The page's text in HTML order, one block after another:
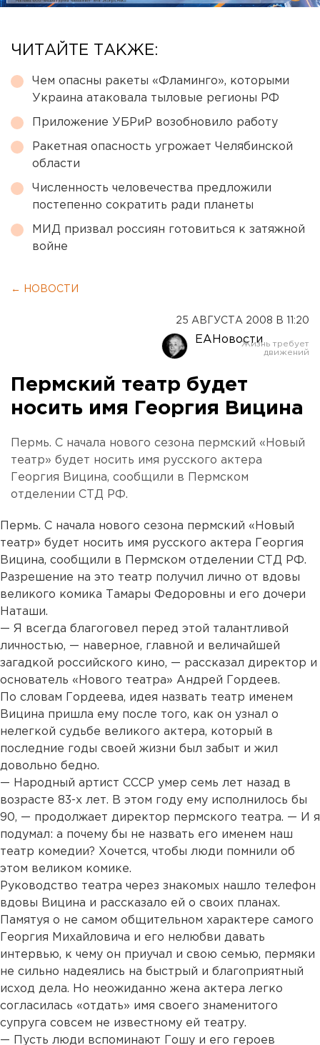
ЧИТАЙТЕ ТАКЖЕ:
Чем опасны ракеты «Фламинго», которыми
Украина атаковала тыловые регионы РФ
Приложение УБРиР возобновило работу
Ракетная опасность угрожает Челябинской
области
Численность человечества предложили
постепенно сократить ради планеты
МИД призвал россиян готовиться к затяжной
войне
← НОВОСТИ
25 АВГУСТА 2008 В 11:20
ЕАНовости
Пермский театр будет
носить имя Георгия Вицина
Пермь. С начала нового сезона пермский «Новый
театр» будет носить имя русского актера
Георгия Вицина, сообщили в Пермском
отделении СТД РФ.
Пермь. С начала нового сезона пермский «Новый
театр» будет носить имя русского актера Георгия
Вицина, сообщили в Пермском отделении СТД РФ.
Разрешение на это театр получил лично от вдовы
великого комика Тамары Федоровны и его дочери
Наташи.
— Я всегда благоговел перед этой талантливой
личностью, — наверное, главной и величайшей
загадкой российского кино, — рассказал директор и
основатель «Нового театра» Андрей Гордеев.
По словам Гордеева, идея назвать театр именем
Вицина пришла ему после того, как он узнал о
нелегкой судьбе великого актера, который в
последние годы своей жизни был забыт и жил
довольно бедно.
— Народный артист СССР умер семь лет назад в
возрасте 83-х лет. В этом году ему исполнилось бы
90, — продолжает директор пермского театра. — И я
подумал: а почему бы не назвать его именем наш
театр комедии? Хочется, чтобы люди помнили об
этом великом комике.
Руководство театра через знакомых нашло телефон
вдовы Вицина и рассказало ей о своих планах.
Памятуя о не самом общительном характере самого
Георгия Михайловича и его нелюбви давать
интервью, к чему он приучал и свою семью, пермяки
не сильно надеялись на быстрый и благоприятный
исход дела. Но неожиданно жена актера легко
согласилась «отдать» имя своего знаменитого
супруга совсем не известному ей театру.
— Пусть люди вспоминают Гошу и его героев